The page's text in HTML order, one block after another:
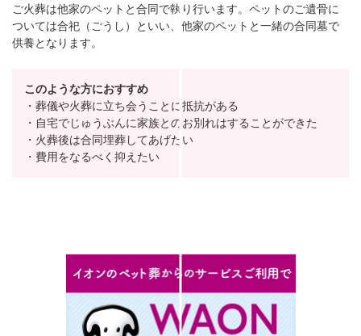
ご火葬は他家のペットと合同で執り行います。ペットのご遺骨に
ついては合祀（ごうし）といい、他家のペットと一緒の合同墓で
供養となります。
このような方におすすめ
・葬儀や火葬に立ち会うことに抵抗がある
・自宅でじゅうぶんに家族とのお別れはすることができた
・火葬後は合同埋葬してあげたい
・費用をなるべく抑えたい